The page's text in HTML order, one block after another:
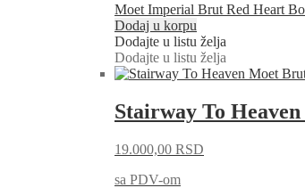
Moet Imperial Brut Red Heart
Dodaj u korpu
Dodajte u listu želja
Dodajte u listu želja
Stairway To
19.000,00 RSD
sa PDV-om